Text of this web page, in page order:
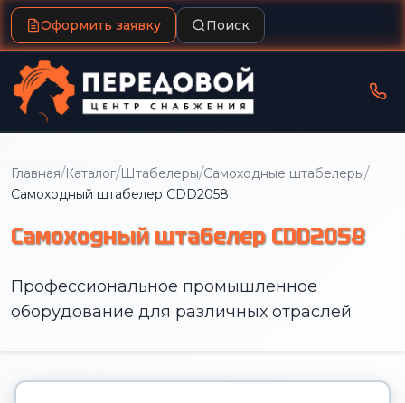
Оформить заявку Поиск
Главная/Каталог/Штабелеры/Самоходные штабелеры/
Самоходный штабелер CDD2058
Самоходный штабелер CDD2058
Профессиональное промышленное
оборудование для различных отраслей